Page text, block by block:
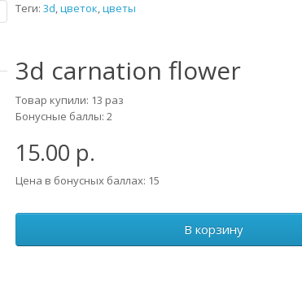
Теги: 3d,цветок,цветы
3d carnation flower
Товар купили: 13 раз
Бонусные баллы: 2
15.00 р.
Цена в бонусных баллах: 15
В корзину